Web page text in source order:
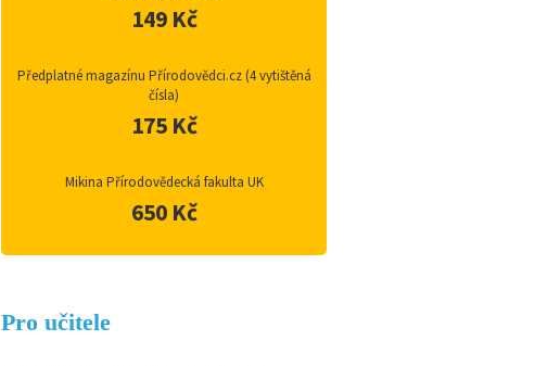
149 Kč
Předplatné magazínu Přírodovědci.cz (4 vytištěná
čísla)
175 Kč
Mikina Přírodovědecká fakulta UK
650 Kč
Pro učitele